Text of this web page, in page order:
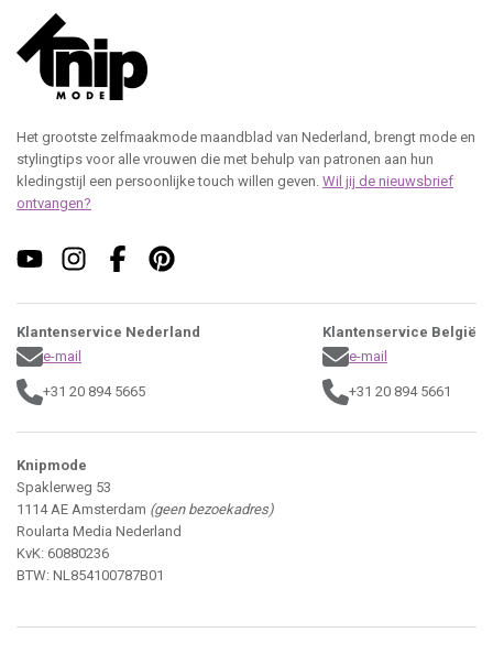
Het grootste zelfmaakmode maandblad van Nederland, brengt mode en
stylingtips voor alle vrouwen die met behulp van patronen aan hun
kledingstijl een persoonlijke touch willen geven. Wil jij de nieuwsbrief
ontvangen?
Klantenservice Nederland
e-mail
+31 20 894 5665
Klantenservice België
e-mail
+31 20 894 5661
Knipmode
Spaklerweg 53
1114 AE Amsterdam (geen bezoekadres)
Roularta Media Nederland
KvK: 60880236
BTW: NL854100787B01